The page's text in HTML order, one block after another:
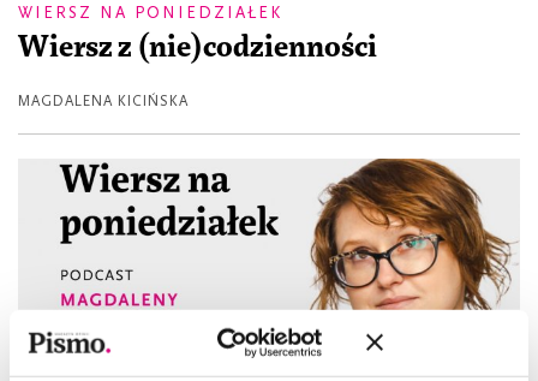
WIERSZ NA PONIEDZIAŁEK
Wiersz z (nie)codzienności
MAGDALENA KICIŃSKA